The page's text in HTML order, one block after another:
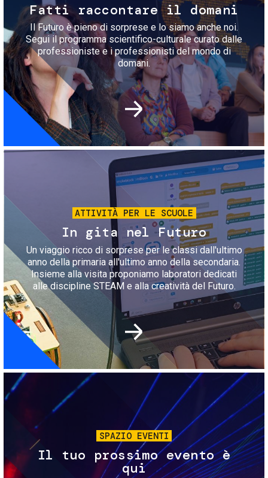
Fatti raccontare il domani
Il Futuro è pieno di sorprese e lo siamo anche noi.
Segui il programma scientifico-culturale curato dalle
professioniste e i professionisti del mondo di
domani.
Immagine
ATTIVITÀ PER LE SCUOLE
In gita nel Futuro
Un viaggio ricco di sorprese per le classi dall'ultimo
anno della primaria all'ultimo anno della secondaria.
Insieme alla visita proponiamo laboratori dedicati
alle discipline STEAM e alla creatività del Futuro.
Immagine
SPAZIO EVENTI
Il tuo prossimo evento è
qui